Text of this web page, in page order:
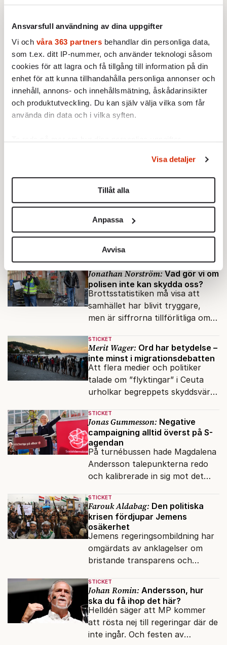
Ansvarsfull användning av dina uppgifter
Vi och våra 363 partners behandlar din personliga data,
som t.ex. ditt IP-nummer, och använder teknologi såsom
cookies för att lagra och få tillgång till information på din
enhet för att kunna tillhandahålla personliga annonser och
innehåll, annons- och innehållsmätning, åskådarinsikter
och produktutveckling. Du kan själv välja vilka som får
använda din data och i vilka syften.
Du kan ändra eller dra tillbaka ditt samtycke när som
helst från cookie-förklaringen.
Vi använder enhetsidentifierare för att anpassa innehållet
för sociala medier och analysera vår trafik. Vi
vidarebefordrar även sådana identifierare och annan
information från din enhet till de sociala medier och
annons- och analysföretag som vi samarbetar med.
Dessa kan i sin tur kombinera informationen med annan
information som du har tillhandahållit eller som de har
samlat in när du har använt deras tjänster.
Om du vill läsa mer om hur vi hanterar personuppgifter
Visa detaljer
Tillåt alla
Anpassa
Avvisa
Testa vår valkompass 2026!
Testa här!
STICKET
Christoffer Jonsson:
av kristna pågår i medieskugga
Nigerias regerings oförmåga att
hantera förföljelsen av landets
genomfört flera luftattacker mot
milisen.
STICKET
Jonathan Norström:Vad gör vi om
polisen inte kan skydda oss?
Brottsstatistiken må visa att
samhället har blivit tryggare,
men är siffrorna tillförlitliga om
anmäla brott?
STICKET
Merit Wager: Ord har betydelse –
inte minst i migrationsdebatten
Att flera medier och politiker
talade om ”flyktingar” i Ceuta
urholkar begreppets skyddsvärde
och förföljelse.
STICKET
Jonas Gummesson: Negative
campaigning alltid överst på S-
agendan
På turnébussen hade Magdalena
Andersson talepunkterna redo
och kalibrerade in sig mot det
robot.
STICKET
Farouk Aldabag: Den politiska
krisen fördjupar Jemens
osäkerhet
Jemens regeringsombildning har
omgärdats av anklagelser om
bristande transparens och
internationella biståndsmedel.
STICKET
Johan Romin: Andersson, hur
ska du få ihop det här?
Helldén säger att MP kommer
att rösta nej till regeringar där de
inte ingår. Och festen av